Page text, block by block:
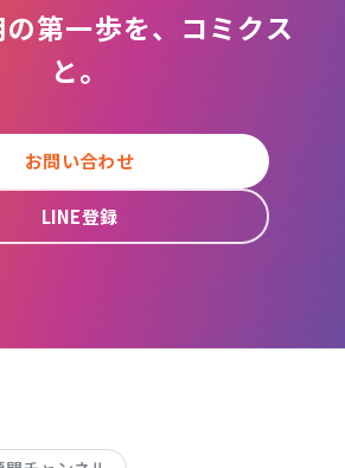
第一歩を、コミクス
と。
お問い合わせ
LINE登録